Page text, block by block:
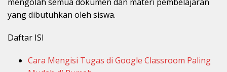
yang dibutuhkan oleh siswa.
Daftar ISI
Cara Mengisi Tugas di Google Classroom Paling